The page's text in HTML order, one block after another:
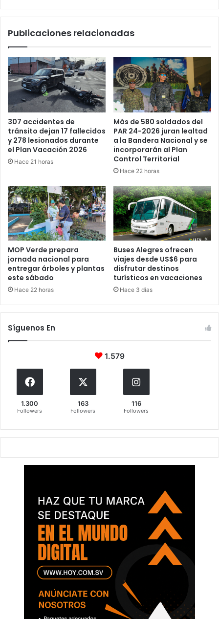
Morazán
Publicaciones relacionadas
307 accidentes de
tránsito dejan 17 fallecidos
y 278 lesionados durante
el Plan Vacación 2026
Hace 21 horas
Más de 580 soldados del
PAR 24-2026 juran lealtad
a la Bandera Nacional y se
incorporarán al Plan
Control Territorial
Hace 22 horas
MOP Verde prepara
jornada nacional para
entregar árboles y plantas
este sábado
Hace 22 horas
Buses Alegres ofrecen
viajes desde US$6 para
disfrutar destinos
turísticos en vacaciones
Hace 3 días
Síguenos En
1.579
1.300
Followers
163
Followers
116
Followers